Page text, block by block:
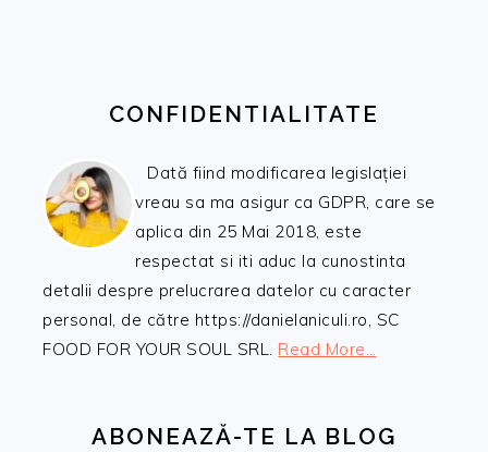
CONFIDENTIALITATE
Dată fiind modificarea legislației
vreau sa ma asigur ca GDPR, care se
aplica din 25 Mai 2018, este
respectat si iti aduc la cunostinta
detalii despre prelucrarea datelor cu caracter
personal, de către https://danielaniculi.ro, SC
FOOD FOR YOUR SOUL SRL. Read More…
ABONEAZĂ-TE LA BLOG